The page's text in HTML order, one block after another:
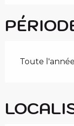
Toute